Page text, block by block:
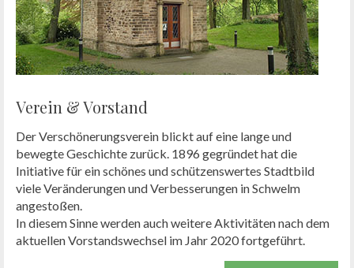
Verein & Vorstand
Der Verschönerungsverein blickt auf eine lange und
bewegte Geschichte zurück. 1896 gegründet hat die
Initiative für ein schönes und schützenswertes Stadtbild
viele Veränderungen und Verbesserungen in Schwelm
angestoßen.
In diesem Sinne werden auch weitere Aktivitäten nach dem
aktuellen Vorstandswechsel im Jahr 2020 fortgeführt.